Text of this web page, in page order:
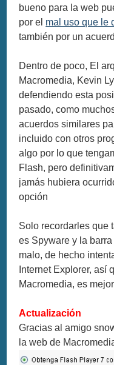
bueno para la web
por el mal uso que le
también por un
Dentro de poco, El
Macromedia, Kevin
defendiendo esta
pasado, como
acuerdos similares
incluido con otros
algo por lo que
Flash, pero
jamás hubiera
opción
Solo recordarles que
es Spyware y la
malo, de hecho
Internet Explorer, así
Macromedia, es
Actualización
Gracias al amigo
la web de